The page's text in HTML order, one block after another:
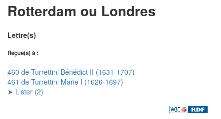
Rotterdam ou Londres
Lettre(s)
Reçue(s) à :
460 de Turrettini Bénédict II (1631-1707)
461 de Turrettini Marie I (1626-1697)
➤ Lister (2)